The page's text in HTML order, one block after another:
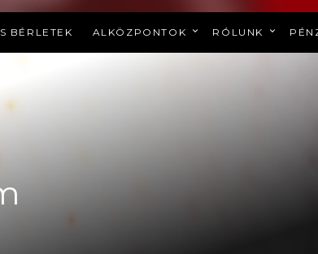
BÉRLETEK ALKÖZPONTOK RÓLUNK